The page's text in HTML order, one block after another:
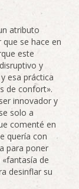
atributo
se hace en
este
y
esa práctica
de confort».
innovador y
solo a
comenté en
quería con
para poner
de
desinflar su